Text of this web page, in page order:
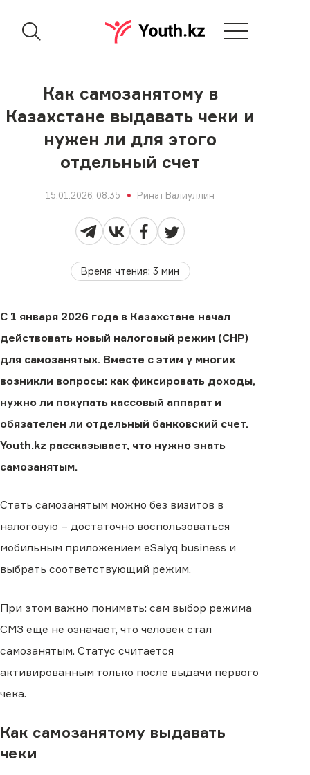
Как самозанятому в
Казахстане выдавать чеки и
нужен ли для этого
отдельный счет
15.01.2026, 08:35 Ринат Валиуллин
Время чтения:3 мин
С 1 января 2026 года в Казахстане начал
действовать новый налоговый режим (СНР)
для самозанятых. Вместе с этим у многих
возникли вопросы: как фиксировать доходы,
нужно ли покупать кассовый аппарат и
обязателен ли отдельный банковский счет.
Youth.kz рассказывает, что нужно знать
самозанятым.
Стать самозанятым можно без визитов в
налоговую – достаточно воспользоваться
мобильным приложением eSalyq business и
выбрать соответствующий режим.
При этом важно понимать: сам выбор режима
СМЗ еще не означает, что человек стал
самозанятым. Статус считается
активированным только после выдачи первого
чека.
Как самозанятому выдавать
чеки